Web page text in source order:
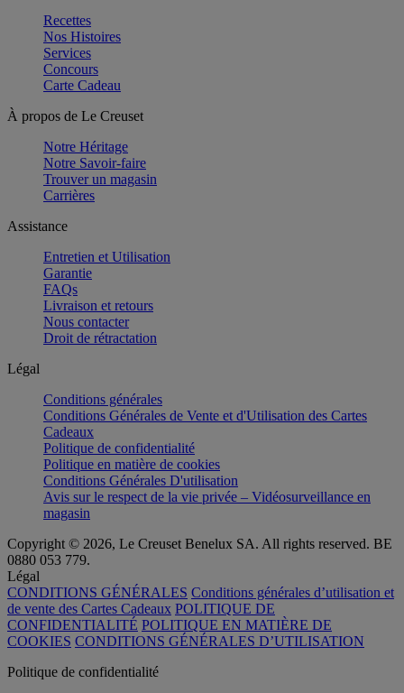
Recettes
Nos Histoires
Services
Concours
Carte Cadeau
À propos de Le Creuset
Notre Héritage
Notre Savoir-faire
Trouver un magasin
Carrières
Assistance
Entretien et Utilisation
Garantie
FAQs
Livraison et retours
Nous contacter
Droit de rétractation
Légal
Conditions générales
Conditions Générales de Vente et d'Utilisation des Cartes
Cadeaux
Politique de confidentialité
Politique en matière de cookies
Conditions Générales D'utilisation
Avis sur le respect de la vie privée – Vidéosurveillance en
magasin
Copyright © 2026, Le Creuset Benelux SA. All rights reserved. BE
0880 053 779.
Légal
CONDITIONS GÉNÉRALES Conditions générales d’utilisation et
de vente des Cartes Cadeaux POLITIQUE DE
CONFIDENTIALITÉ POLITIQUE EN MATIÈRE DE
COOKIES CONDITIONS GÉNÉRALES D’UTILISATION
Politique de confidentialité